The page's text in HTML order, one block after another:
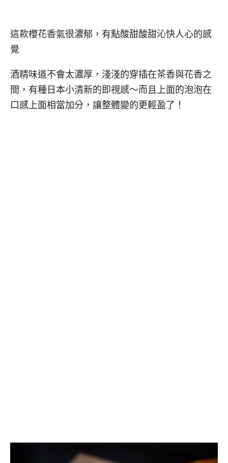
這款櫻花香氣很濃郁，有點酸甜酸甜沁快人心的感
覺
酒精味道不會太濃厚，淺淺的穿插在茶香與花香之
間，有種日本小清新的即視感～而且上面的泡泡在
口感上面相當加分，讓整體變的更輕盈了！